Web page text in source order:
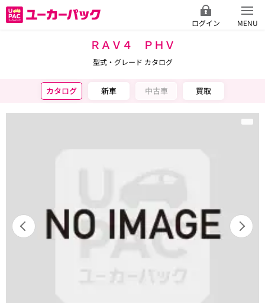
ログイン MENU
ＲＡＶ４ ＰＨＶ
型式・グレード カタログ
カタログ 新車 中古車 買取